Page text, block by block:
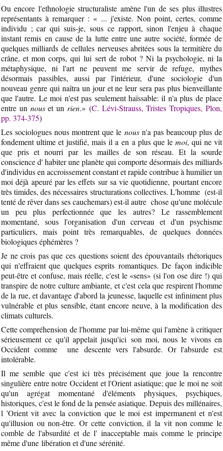
Ou encore l'ethnologie structuraliste amène l'un de ses plus illustres
représentants à remarquer : « ... j'existe. Non point, certes, comme
individu ; car qui suis-je, sous ce rapport, sinon l'enjeu à chaque
instant remis en cause de la lutte entre une autre société, formée de
quelques milliards de cellules nerveuses abritées sous la termitière du
crâne, et mon corps, qui lui sert de robot ? Ni la psychologie, ni la
métaphysique, ni l'art ne peuvent me servir de refuge, mythes
désormais passibles, aussi par l'intérieur, d'une sociologie d'un
nouveau genre qui naîtra un jour et ne leur sera pas plus bienveillante
que l'autre. Le moi n'est pas seulement haïssable: il n'a plus de place
entre un nouset un rien.» (C. Lévi-Strauss, Tristes Tropiques, Plon,
pp. 374-375)
Les sociologues nous montrent que le nousn'a pas beaucoup plus de
fondement ultime et justifié, mais il a en a plus que le moi, qui ne vit
que pris et nourri par les mailles de son réseau. Et la sourde
conscience d' habiter une planète qui comporte désormais des milliards
d'individus en accroissement constant et rapide contribue à humilier un
moi déjà apeuré par les effets sur sa vie quotidienne, pourtant encore
très timides, des nécessaires structurations collectives. L'homme (est-il
tenté de rêver dans ses cauchemars) est-il autre chose qu'une molécule
un peu plus perfectionnée que les autres? Le rassemblement
momentané, sous l'organisation d'un cerveau et d'un psychisme
particuliers, mais point très remarquables, de quelques données
biologiques éphémères ?
Je ne crois pas que ces questions soient des épouvantails rhétoriques
qui n'effraient que quelques esprits romantiques. De façon indicible
peut-être et confuse, mais réelle, c'est le «sens» (si l'on ose dire !) qui
transpire de notre culture ambiante, et c'est cela que respirent l'homme
de la rue, et davantage d'abord la jeunesse, laquelle est infiniment plus
vulnérable et plus sensible, étant encore neuve, à la modification des
climats culturels.
Cette compréhension de l'homme par lui-même qui l'amène à critiquer
sérieusement ce qu'il appelait jusqu'ici son moi, nous le vivons en
Occident comme une descente vers l'absurde. Or l'absurde est
intolérable.
Il me semble que c'est ici très précisément que joue la rencontre
singulière entre notre Occident et l'Orient asiatique; que le moi ne soit
qu'un agrégat momentané d'éléments physiques, psychiques,
historiques, c'est le fond de la pensée asiatique. Depuis des millénaires,
l 'Orient vit avec la conviction que le moi est impermanent et n'est
qu'illusion ou non-être. Or cette conviction, il la vit non comme le
comble de l'absurdité et de l' inacceptable mais comme le principe
même d'une libération et d'une sérénité.